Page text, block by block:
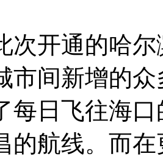
次开通的哈
市间新增的
每日飞往海
的航线。而